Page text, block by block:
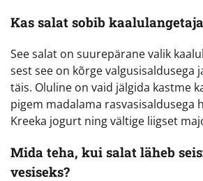
Kas salat sobib
See salat on suurepärane valik
sest see on kõrge valgusisaldusega
täis. Oluline on vaid jälgida kastme
pigem madalama rasvasisaldusega
Kreeka jogurt ning vältige liigset
Mida teha, kui salat läheb
vesiseks?